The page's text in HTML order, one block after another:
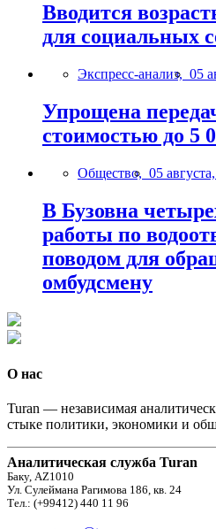
Вводится
для социальных
Экспресс-анализ, 05
Упрощена
стоимостью до 5
Общество, 05
В Бузовна
работы по
поводом для
омбудсмену
О нас
Turan — независимая
стыке политики, экономики и
Аналитическая служба Turan
Баку, AZ1010
Ул. Сулеймана Рагимова 186, кв. 24
Тел.: (+99412) 440 11 96